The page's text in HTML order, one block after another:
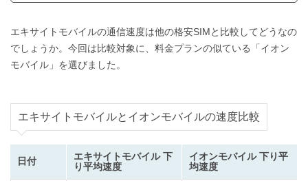
エキサイトモバイルの通信速度は他の格安SIMと比較してどうなの
でしょうか。今回は比較対象に、料金プランの似ている「イオン
モバイル」を選びました。
エキサイトモバイルとイオンモバイルの速度比較
日付
エキサイトモバイル 下
り平均速度
イオンモバイル 下り平
均速度